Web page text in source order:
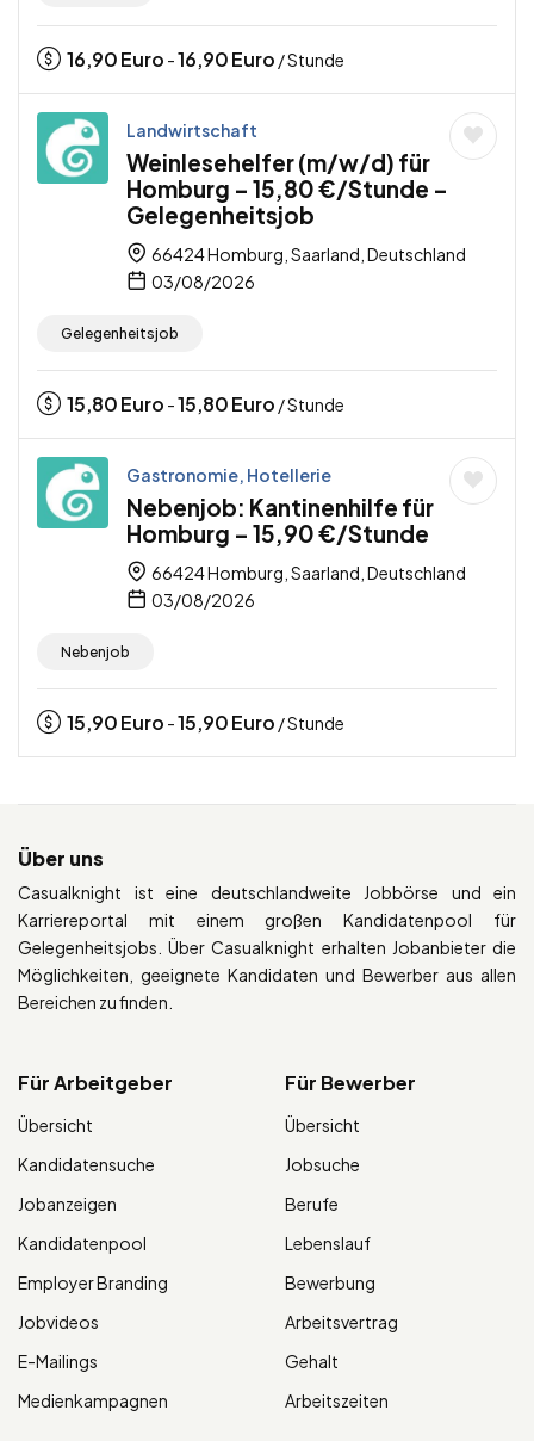
16,90Euro -16,90Euro / Stunde
Landwirtschaft
Weinlesehelfer (m/w/d) für
Homburg – 15,80 €/Stunde –
Gelegenheitsjob
66424 Homburg, Saarland, Deutschland
03/08/2026
Gelegenheitsjob
15,80Euro -15,80Euro / Stunde
Gastronomie, Hotellerie
Nebenjob: Kantinenhilfe für
Homburg – 15,90 €/Stunde
66424 Homburg, Saarland, Deutschland
03/08/2026
Nebenjob
15,90Euro -15,90Euro / Stunde
Über uns
Casualknight ist eine deutschlandweite Jobbörse und ein
Karriereportal mit einem großen Kandidatenpool für
Gelegenheitsjobs. Über Casualknight erhalten Jobanbieter die
Möglichkeiten, geeignete Kandidaten und Bewerber aus allen
Bereichen zu finden.
Für Arbeitgeber
Übersicht
Kandidatensuche
Jobanzeigen
Kandidatenpool
Employer Branding
Jobvideos
E-Mailings
Medienkampagnen
Für Bewerber
Übersicht
Jobsuche
Berufe
Lebenslauf
Bewerbung
Arbeitsvertrag
Gehalt
Arbeitszeiten